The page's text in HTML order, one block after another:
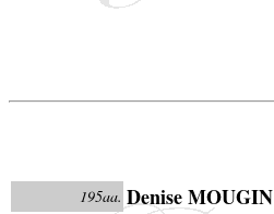
195aa. Denise MOUGIN